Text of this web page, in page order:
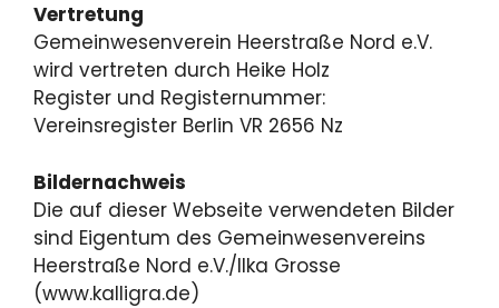
Vertretung
Gemeinwesenverein Heerstraße Nord e.V.
wird vertreten durch Heike Holz
Register und Registernummer:
Vereinsregister Berlin VR 2656 Nz
Bildernachweis
Die auf dieser Webseite verwendeten Bilder
sind Eigentum des Gemeinwesenvereins
Heerstraße Nord e.V./Ilka Grosse
(www.kalligra.de)